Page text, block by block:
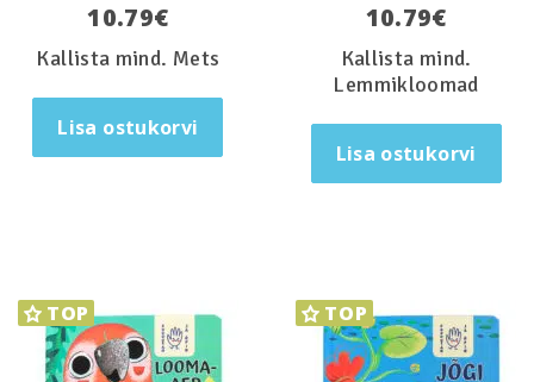
10.79€
Kallista mind. Mets
Lisa ostukorvi
10.79€
Kallista mind.
Lemmikloomad
Lisa ostukorvi
TOP TOP